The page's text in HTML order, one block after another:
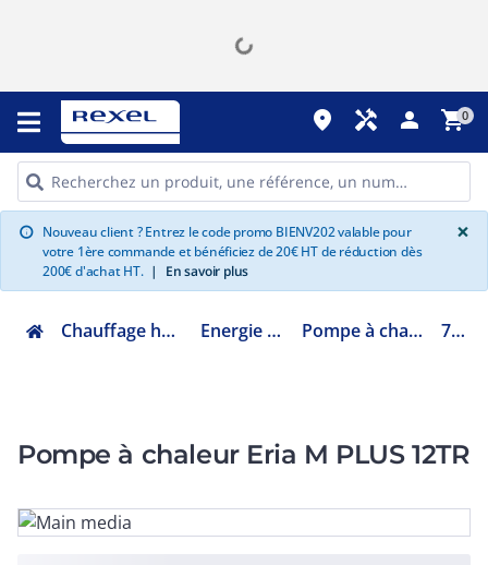
place handyman person shopping_cart0
info Nouveau client ? Entrez le code promo BIENV202 valable pour
votre 1ère commande et bénéficiez de 20€ HT de réduction dès
200€ d'achat HT. | En savoir plus
×
Chauffage hydraulique et plomberie Energie renouvelable ENR Pompe à chaleur liaison hydraulique 7798761
Pompe à chaleur Eria M PLUS 12TR